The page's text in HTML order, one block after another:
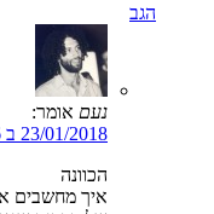
הגב
נעם אומר:
23/01/2018 ב 20:26
הכוונה
איך מחשבים